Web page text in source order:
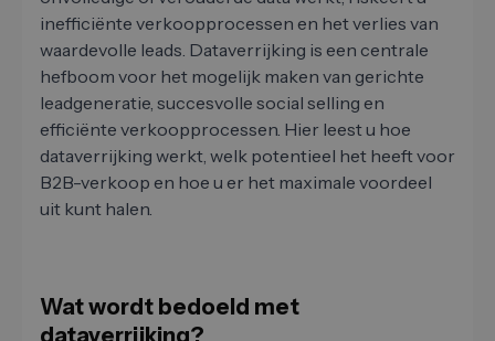
inefficiënte verkoopprocessen en het verlies van
waardevolle leads. Dataverrijking is een centrale
hefboom voor het mogelijk maken van gerichte
leadgeneratie, succesvolle social selling en
efficiënte verkoopprocessen. Hier leest u hoe
dataverrijking werkt, welk potentieel het heeft voor
B2B-verkoop en hoe u er het maximale voordeel
uit kunt halen.
Wat wordt bedoeld met
dataverrijking?